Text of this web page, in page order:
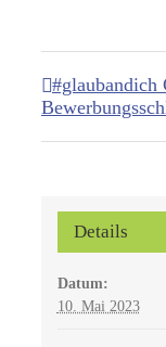
#glaubandich
Details
Datum:
10. Mai 2023